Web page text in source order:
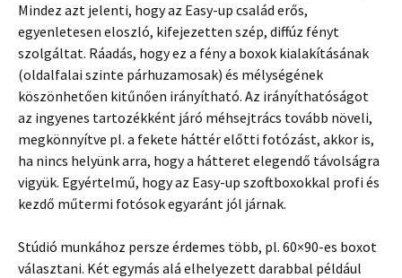
Mindez azt jelenti, hogy az Easy-up család erős,
egyenletesen eloszló, kifejezetten szép, diffúz fényt
szolgáltat. Ráadás, hogy ez a fény a boxok kialakításának
(oldalfalai szinte párhuzamosak) és mélységének
köszönhetően kitűnően irányítható. Az irányíthatóságot
az ingyenes tartozékként járó méhsejtrács tovább növeli,
megkönnyítve pl. a fekete háttér előtti fotózást, akkor is,
ha nincs helyünk arra, hogy a hátteret elegendő távolságra
vigyük. Egyértelmű, hogy az Easy-up szoftboxokkal profi és
kezdő műtermi fotósok egyaránt jól járnak.
Stúdió munkához persze érdemes több, pl. 60×90-es boxot
választani. Két egymás alá elhelyezett darabbal például